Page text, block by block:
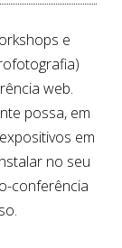
e
web.
possa, em
em
no seu
conferência